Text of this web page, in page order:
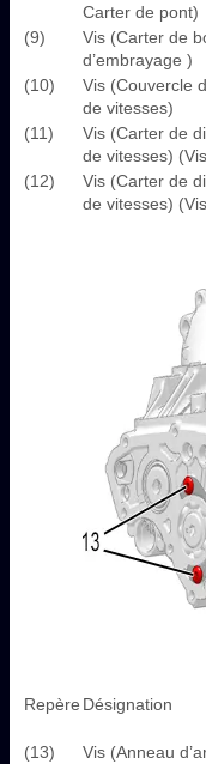
Carter de pont)
(9)
Vis (Carter de
d’embrayage )
(10)
Vis (Couvercle
de vitesses)
(11)
Vis (Carter de
de vitesses)
(12)
Vis (Carter de
de vitesses)
Repère Désignation
(13)
Vis (Anneau